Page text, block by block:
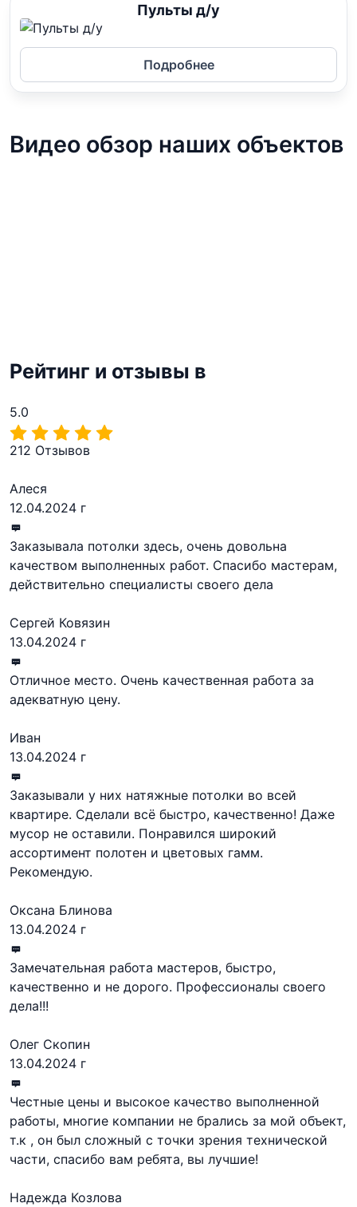
Пульты д/у
Подробнее
Видео обзор наших объектов
Рейтинг и отзывы в
5.0
212 Отзывов
Алеся
12.04.2024 г
Заказывала потолки здесь, очень довольна
качеством выполненных работ. Спасибо мастерам,
действительно специалисты своего дела
Сергей Ковязин
13.04.2024 г
Отличное место. Очень качественная работа за
адекватную цену.
Иван
13.04.2024 г
Заказывали у них натяжные потолки во всей
квартире. Сделали всё быстро, качественно! Даже
мусор не оставили. Понравился широкий
ассортимент полотен и цветовых гамм.
Рекомендую.
Оксана Блинова
13.04.2024 г
Замечательная работа мастеров, быстро,
качественно и не дорого. Профессионалы своего
дела!!!
Олег Скопин
13.04.2024 г
Честные цены и высокое качество выполненной
работы, многие компании не брались за мой объект,
т.к , он был сложный с точки зрения технической
части, спасибо вам ребята, вы лучшие!
Надежда Козлова